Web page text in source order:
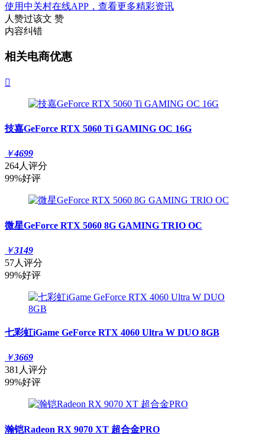
使用中关村在线APP，查看更多精彩资讯
人赞过该文 赞
内容纠错
相关电商优惠

技嘉GeForce RTX 5060 Ti GAMING OC 16G
￥4699
264人评分
99%好评
微星GeForce RTX 5060 8G GAMING TRIO OC
￥3149
57人评分
99%好评
七彩虹iGame GeForce RTX 4060 Ultra W DUO 8GB
￥3669
381人评分
99%好评
瀚铠Radeon RX 9070 XT 超合金PRO